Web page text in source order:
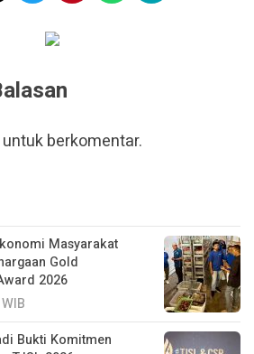
untuk berkomentar.
Masyarakat
Gold
2026
Bukti Komitmen